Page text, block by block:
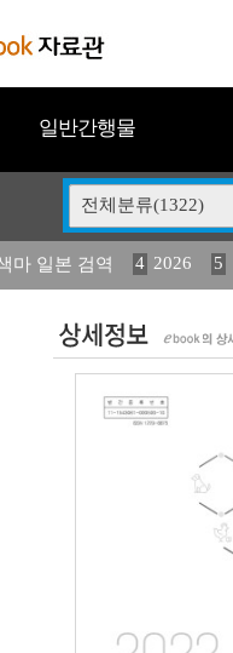
일반간행물
전체분류(1322)
마 일본 검역 4 2026 5
13 (2013년도) 식 14 구